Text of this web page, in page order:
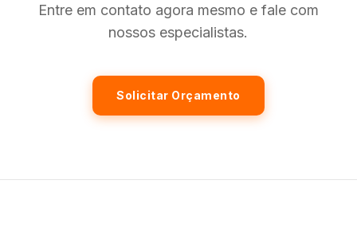
Entre em contato agora mesmo e fale com
nossos especialistas.
Solicitar Orçamento